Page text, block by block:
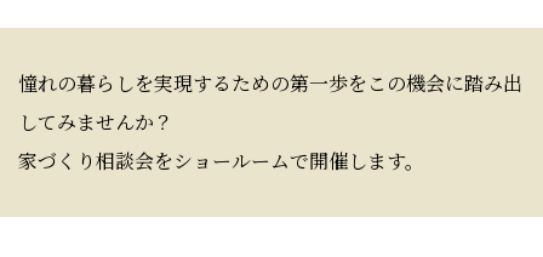
憧れの暮らしを実現するための第一歩をこの機会に踏み出
してみませんか？
家づくり相談会をショールームで開催します。